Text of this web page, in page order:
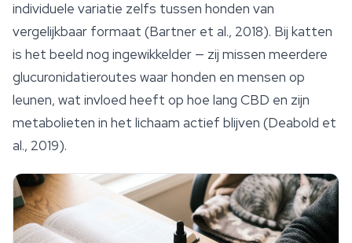
individuele variatie zelfs tussen honden van
vergelijkbaar formaat (Bartner et al., 2018). Bij katten
is het beeld nog ingewikkelder — zij missen meerdere
glucuronidatieroutes waar honden en mensen op
leunen, wat invloed heeft op hoe lang CBD en zijn
metabolieten in het lichaam actief blijven (Deabold et
al., 2019).